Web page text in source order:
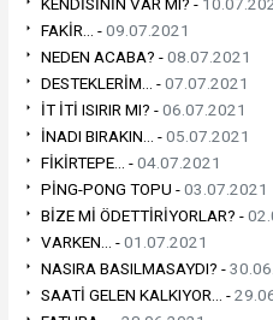
FAKİR... -09.07.2021
NEDEN ACABA? -08.07.2021
DESTEKLERİM... -07.07.2021
İT İTİ ISIRIR MI? -06.07.2021
İNADI BIRAKIN... -05.07.2021
FİKİRTEPE... -04.07.2021
PİNG-PONG TOPU -03.07.2021
BİZE Mİ ÖDETTİRİYORLAR? -
VARKEN... -01.07.2021
NASIRA BASILMASAYDI? -
SAATİ GELEN KALKIYOR... -